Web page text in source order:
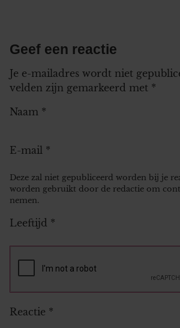
Geef een reactie
Je e-mailadres wordt niet
velden zijn gemarkeerd met *
Naam *
E-mail *
Deze zal niet gepubliceerd worden bij je
worden gebruikt door de redactie om
nemen.
Leeftijd *
Reactie *